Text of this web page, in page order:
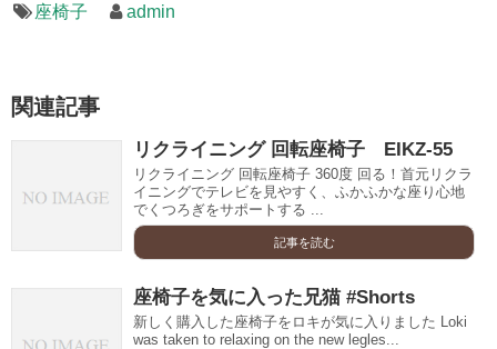
座椅子 admin
関連記事
リクライニング 回転座椅子 EIKZ-55
リクライニング 回転座椅子 360度 回る！首元リクラ
イニングでテレビを見やすく、ふかふかな座り心地
でくつろぎをサポートする ...
記事を読む
座椅子を気に入った兄猫 #Shorts
新しく購入した座椅子をロキが気に入りました Loki
was taken to relaxing on the new legles...